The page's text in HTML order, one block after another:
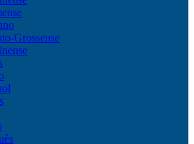
Grossense